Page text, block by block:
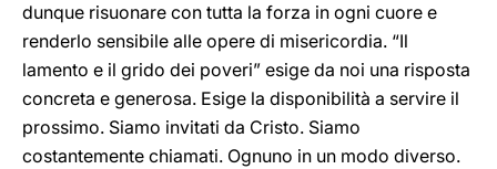
dunque risuonare con tutta la forza in ogni cuore e
renderlo sensibile alle opere di misericordia. “Il
lamento e il grido dei poveri” esige da noi una risposta
concreta e generosa. Esige la disponibilità a servire il
prossimo. Siamo invitati da Cristo. Siamo
costantemente chiamati. Ognuno in un modo diverso.